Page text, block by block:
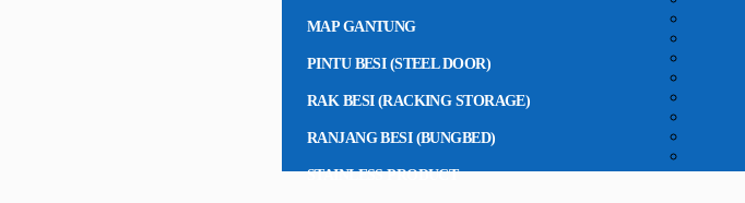
MAP GANTUNG
PINTU BESI (STEEL DOOR)
RAK BESI (RACKING STORAGE)
RANJANG BESI (BUNGBED)
STAINLESS PRODUCT